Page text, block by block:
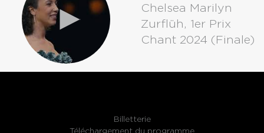
Chelsea Marilyn
Zurflüh, 1er Prix
Chant 2024 (Finale)
Billetterie
Téléchargement du programme